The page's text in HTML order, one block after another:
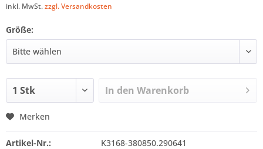
inkl. MwSt.zzgl. Versandkosten
Größe:
In den Warenkorb
Merken
Artikel-Nr.:
K3168-380850.290641